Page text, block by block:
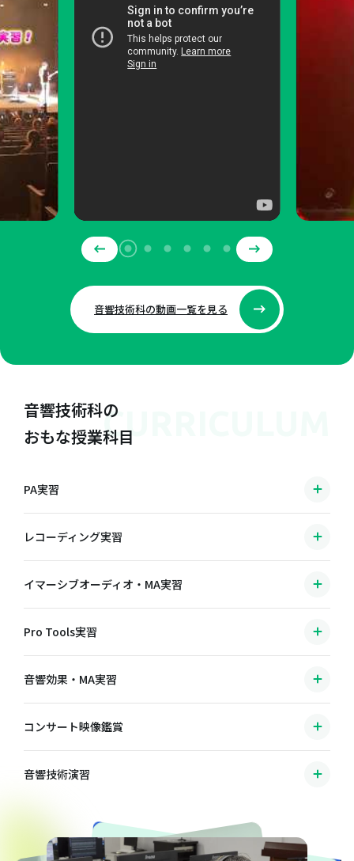
音響技術科の動画一覧を見る
音響技術科の
おもな授業科目CURRICULUM
PA実習
レコーディング実習
イマーシブオーディオ・MA実習
Pro Tools実習
音響効果・MA実習
コンサート映像鑑賞
音響技術演習